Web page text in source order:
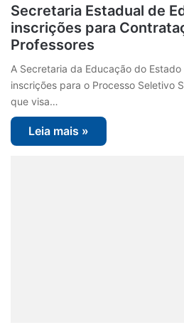
Secretaria Estadual de
inscrições para
Professores
A Secretaria da Educação do
inscrições para o Processo Seletivo
que visa…
Leia mais »